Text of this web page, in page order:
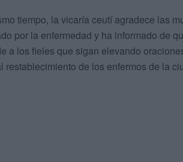
tiempo, la vicaría ceutí agradece las
por la enfermedad y ha informado de
a los fieles que sigan elevando
restablecimiento de los enfermos de la